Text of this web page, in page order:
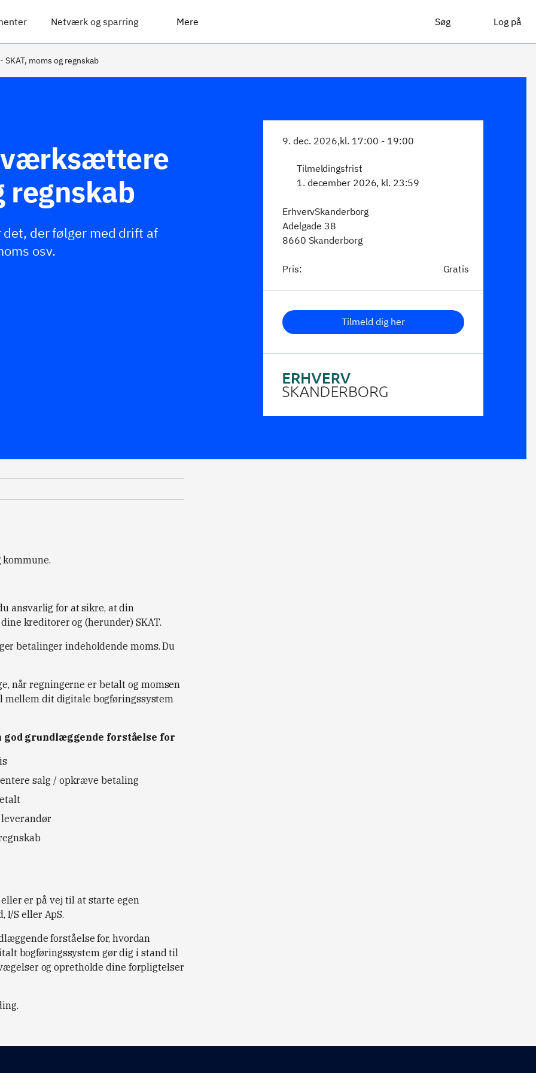
Netværk og sparring Mere Søg Log på
moms og regnskab
regnskab
der følger med drift af
osv.
9. dec. 2026,kl. 17:00 - 19:00
Tilmeldingsfrist
1. december 2026, kl. 23:59
ErhvervSkanderborg
Adelgade 38
8660 Skanderborg
Pris: Gratis
Tilmeld dig her
ansvarlig for at sikre, at din
kreditorer og (herunder) SKAT.
betalinger indeholdende moms. Du
når regningerne er betalt og momsen
dit digitale bogføringssystem
god grundlæggende forståelse for
salg / opkræve betaling
er på vej til at starte egen
I/S eller ApS.
forståelse for, hvordan
bogføringssystem gør dig i stand til
og opretholde dine forpligtelser